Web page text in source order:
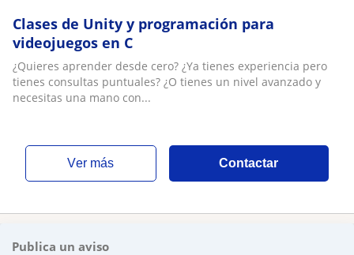
Clases de Unity y programación para
videojuegos en C
¿Quieres aprender desde cero? ¿Ya tienes experiencia pero
tienes consultas puntuales? ¿O tienes un nivel avanzado y
necesitas una mano con...
ver más Contactar
Publica un aviso